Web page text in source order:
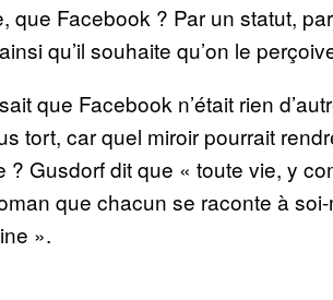
que Facebook ? Par un statut,
qu’il souhaite qu’on le
que Facebook n’était rien
tort, car quel miroir pourrait
Gusdorf dit que « toute vie, y
que chacun se raconte à
».